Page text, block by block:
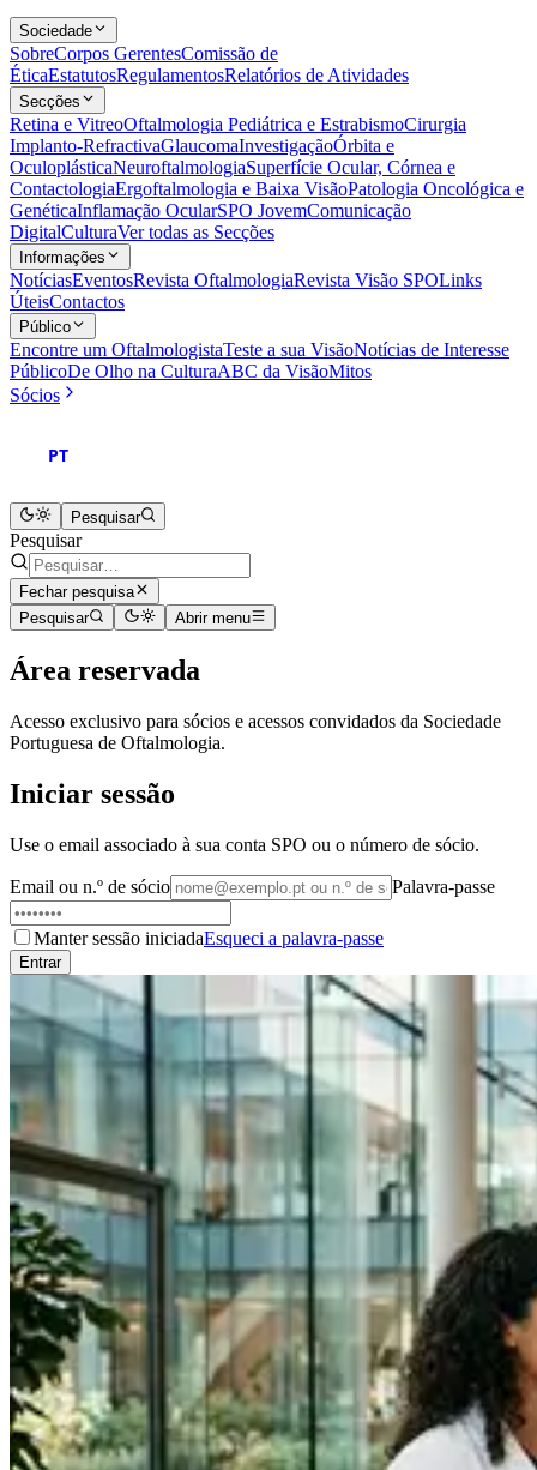
Sociedade
SobreCorpos GerentesComissão de
ÉticaEstatutosRegulamentosRelatórios de Atividades
Secções
Retina e VitreoOftalmologia Pediátrica e EstrabismoCirurgia
Implanto-RefractivaGlaucomaInvestigaçãoÓrbita e
OculoplásticaNeuroftalmologiaSuperfície Ocular, Córnea e
ContactologiaErgoftalmologia e Baixa VisãoPatologia Oncológica e
GenéticaInflamação OcularSPO JovemComunicação
DigitalCulturaVer todas as Secções
Informações
NotíciasEventosRevista OftalmologiaRevista Visão SPOLinks
ÚteisContactos
Público
Encontre um OftalmologistaTeste a sua VisãoNotícias de Interesse
PúblicoDe Olho na CulturaABC da VisãoMitos
Sócios
PT
Pesquisar
Pesquisar
Fechar pesquisa
Pesquisar
Abrir menu
Área reservada
Acesso exclusivo para sócios e acessos convidados da Sociedade
Portuguesa de Oftalmologia.
Iniciar sessão
Use o email associado à sua conta SPO ou o número de sócio.
Email ou n.º de sócio Palavra-passe
Manter sessão iniciadaEsqueci a palavra-passe
Entrar